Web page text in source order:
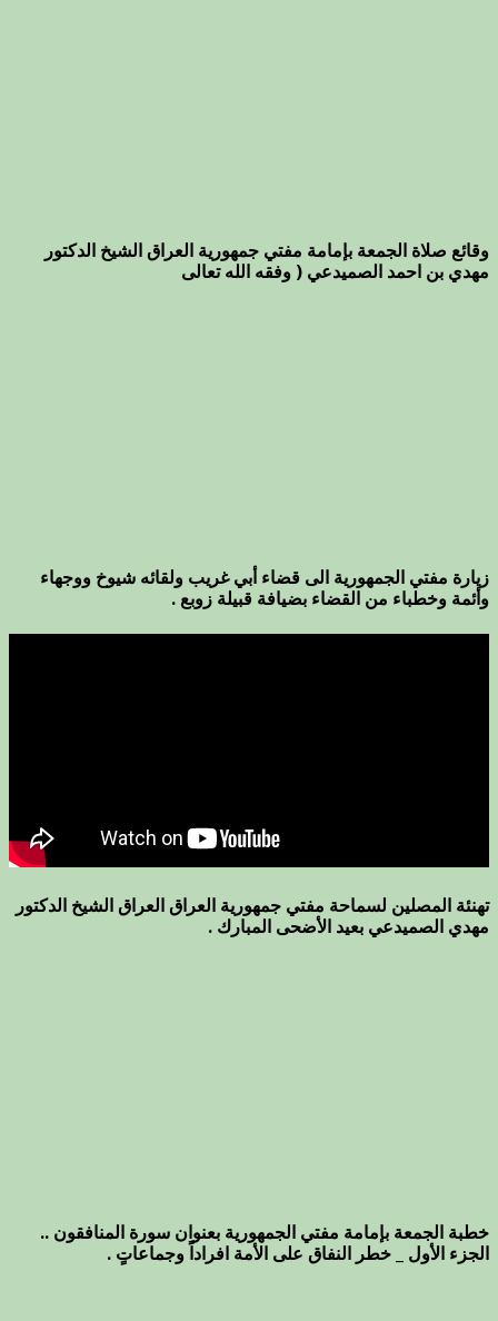
وقائع صلاة الجمعة بإمامة مفتي جمهورية العراق الشيخ الدكتور
مهدي بن احمد الصميدعي ( وفقه الله تعالى
زيارة مفتي الجمهورية الى قضاء أبي غريب ولقائه شيوخ ووجهاء
وأئمة وخطباء من القضاء بضيافة قبيلة زوبع .
تهنئة المصلين لسماحة مفتي جمهورية العراق العراق الشيخ الدكتور
مهدي الصميدعي بعيد الأضحى المبارك .
خطبة الجمعة بإمامة مفتي الجمهورية بعنوان سورة المنافقون ..
الجزء الأول _ خطر النفاق على الأمة افراداً وجماعاتٍ .